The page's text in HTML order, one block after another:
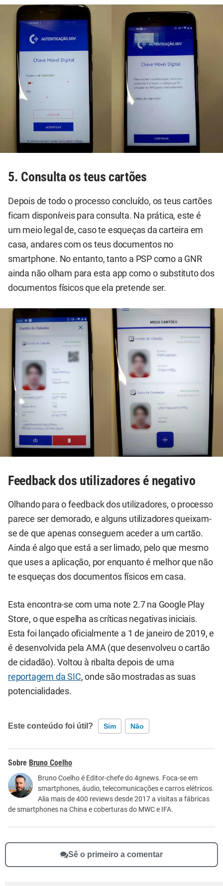
5. Consulta os teus cartões
Depois de todo o processo concluído, os teus cartões
ficam disponíveis para consulta. Na prática, este é
um meio legal de, caso te esqueças da carteira em
casa, andares com os teus documentos no
smartphone. No entanto, tanto a PSP como a GNR
ainda não olham para esta app como o substituto dos
documentos físicos que ela pretende ser.
Feedback dos utilizadores é negativo
Olhando para o feedback dos utilizadores, o processo
parece ser demorado, e alguns utilizadores queixam-
se de que apenas conseguem aceder a um cartão.
Ainda é algo que está a ser limado, pelo que mesmo
que uses a aplicação, por enquanto é melhor que não
te esqueças dos documentos físicos em casa.
Esta encontra-se com uma note 2.7 na Google Play
Store, o que espelha as críticas negativas iniciais.
Esta foi lançado oficialmente a 1 de janeiro de 2019, e
é desenvolvida pela AMA (que desenvolveu o cartão
de cidadão). Voltou à ribalta depois de uma
reportagem da SIC, onde são mostradas as suas
potencialidades.
Este conteúdo foi útil? Sim Não
Este conteúdo não tem a informação que procuro
Outro
Bruno Coelho
Bruno Coelho é Editor-chefe do 4gnews. Foca-se em
smartphones, áudio, telecomunicações e carros elétricos.
Alia mais de 400 reviews desde 2017 a visitas a fábricas
de smartphones na China e coberturas do MWC e IFA.
Sê o primeiro a comentar